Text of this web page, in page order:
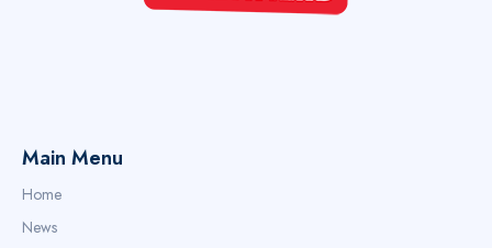
Main Menu
Home
News